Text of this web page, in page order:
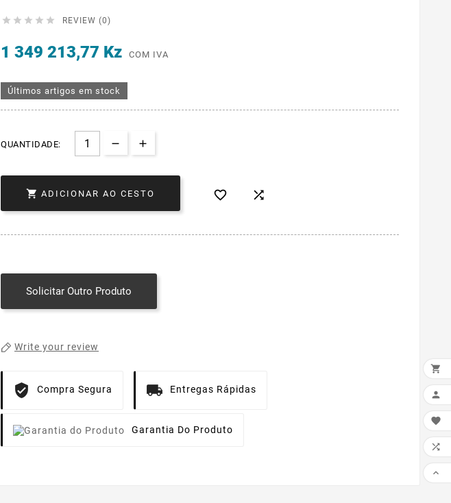
     REVIEW (0)
1 349 213,77 Kz COM IVA
Últimos artigos em stock
QUANTIDADE:
 ADICIONAR AO CESTO  
Solicitar Outro Produto
Write your review
Compra Segura Entregas Rápidas
Garantia Do Produto




